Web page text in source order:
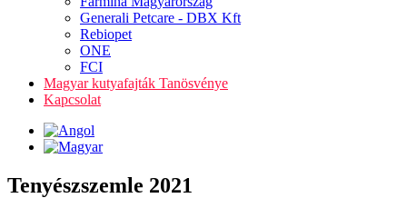
Generali Petcare - DBX Kft
Rebiopet
ONE
FCI
Magyar kutyafajták Tanösvénye
Kapcsolat
Tenyészszemle 2021